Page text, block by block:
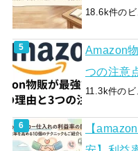
18.6k件の
Amazon
つの注意
11.3k件のビ
【